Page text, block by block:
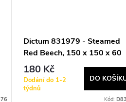
Dictum 831979 - Steamed
Red Beech, 150 x 150 x 60
mm
180 Kč
Dodání do 1-2
týdnů
DO
Kód: